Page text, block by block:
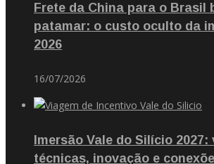
Frete da China para o Brasil
patamar: o custo oculto da
2026
16/07/2026
Imersão Vale do Silício
técnicas, inovação e